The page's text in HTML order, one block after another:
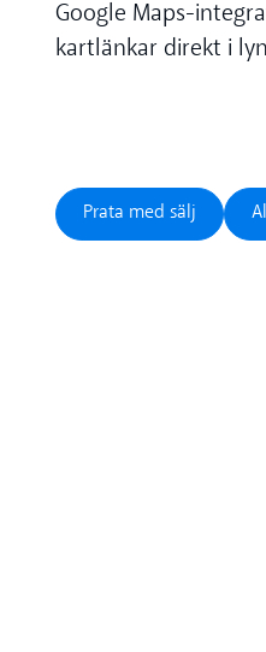
Google Maps-
kartlänkar direkt i
Prata med sälj
Prata med sälj